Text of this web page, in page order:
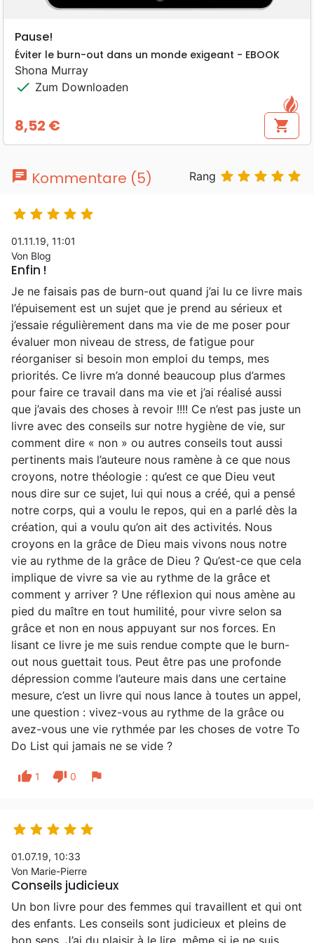
Pause!
Éviter le burn-out dans un monde exigeant - EBOOK
Shona Murray
check Zum Downloaden
Preis
8,52 € shopping_cart
chat Kommentare (5) Rang     
    
01.11.19, 11:01
Von Blog
Enfin !
Je ne faisais pas de burn-out quand j’ai lu ce livre mais
l’épuisement est un sujet que je prend au sérieux et
j’essaie régulièrement dans ma vie de me poser pour
évaluer mon niveau de stress, de fatigue pour
réorganiser si besoin mon emploi du temps, mes
priorités. Ce livre m’a donné beaucoup plus d’armes
pour faire ce travail dans ma vie et j’ai réalisé aussi
que j’avais des choses à revoir !!!! Ce n’est pas juste un
livre avec des conseils sur notre hygiène de vie, sur
comment dire « non » ou autres conseils tout aussi
pertinents mais l’auteure nous ramène à ce que nous
croyons, notre théologie : qu’est ce que Dieu veut
nous dire sur ce sujet, lui qui nous a créé, qui a pensé
notre corps, qui a voulu le repos, qui en a parlé dès la
création, qui a voulu qu’on ait des activités. Nous
croyons en la grâce de Dieu mais vivons nous notre
vie au rythme de la grâce de Dieu ? Qu’est-ce que cela
implique de vivre sa vie au rythme de la grâce et
comment y arriver ? Une réflexion qui nous amène au
pied du maître en tout humilité, pour vivre selon sa
grâce et non en nous appuyant sur nos forces. En
lisant ce livre je me suis rendue compte que le burn-
out nous guettait tous. Peut être pas une profonde
dépression comme l’auteure mais dans une certaine
mesure, c’est un livre qui nous lance à toutes un appel,
une question : vivez-vous au rythme de la grâce ou
avez-vous une vie rythmée par les choses de votre To
Do List qui jamais ne se vide ?
thumb_up 1 thumb_down 0 flag
    
01.07.19, 10:33
Von Marie-Pierre
Conseils judicieux
Un bon livre pour des femmes qui travaillent et qui ont
des enfants. Les conseils sont judicieux et pleins de